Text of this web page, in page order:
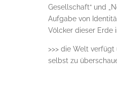
Gesellschaft“ und
Aufgabe von
Völcker dieser Erde
>>> die Welt
selbst zu